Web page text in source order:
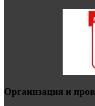
Организация и